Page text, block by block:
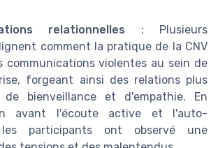
relationnelles : Plusieurs
comment la pratique de la CNV
communications violentes au sein de
forgeant ainsi des relations plus
de bienveillance et d'empathie. En
avant l'écoute active et l'auto-
les participants ont observé une